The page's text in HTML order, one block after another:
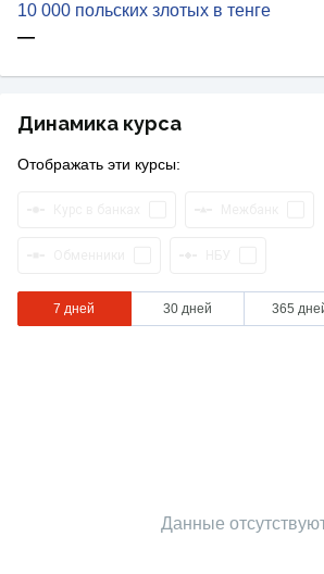
10 000 польских злотых в тенге
—
Динамика курса
Отображать эти курсы:
7 дней 30 дней 365
Данные